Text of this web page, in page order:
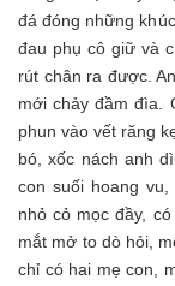
đá đóng những
đau phụ cô giữ và
rút chân ra được.
mới chảy đầm đìa.
phun vào vết răng
bó, xốc nách anh
con suối hoang
nhỏ cỏ mọc đầy,
mắt mở to dò hỏi,
chỉ có hai mẹ con,